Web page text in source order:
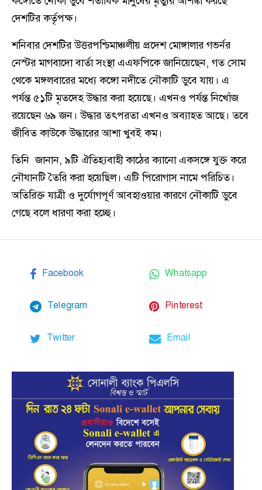
দেশটির কর্তৃপক্ষ।
শনিবার দেশটির উত্তরপশ্চিমাঞ্চলীয় প্রদেশ মোঙ্গালার গভর্নর
নেস্টর মাগবাদো বার্তা সংস্থা এএফপিকে জানিয়েছেন, গত সোম
থেকে মঙ্গলবারের মধ্যে কঙ্গো নদীতে নৌকাটি ডুবে যায়। এ
পর্যন্ত ৫১টি মৃতদেহ উদ্ধার করা হয়েছে। এখনও পর্যন্ত নিখোঁজ
রয়েছেন ৬৯ জন। উদ্ধার তৎপরতা এখনও অব্যাহত আছে। তবে
জীবিত কাউকে উদ্ধারের আশা খুবই কম।
তিনি জানান, ৯টি ঐতিহ্যবাহী কাঠের ক্যানো একসঙ্গে যুক্ত করে
নৌযানটি তৈরি করা হয়েছিল। এটি পিরোগাস নামে পরিচিত।
অতিরিক্ত যাত্রী ও দুর্যোগপূর্ণ আবহাওয়ার কারণে নৌকাটি ডুবে
গেছে বলে ধারণা করা হচ্ছে।
Facebook Whatsapp
Telegram Pinterest
Twitter Email